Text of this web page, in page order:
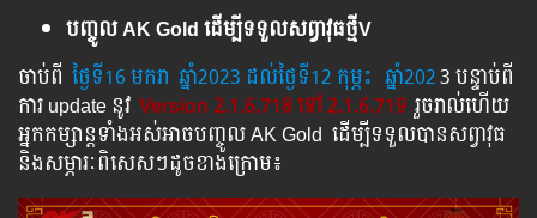
បញ្ចូល AK Gold ដើម្បីទទួលសព្វាវុធថ្មីV
ចាប់ពី ​​ ថ្ងៃ​ទី16 មករា ​​ ឆ្នាំ2023 ដល់​ថ្ងៃ​ទី12 កុម្ភះ ឆ្នាំ2023 បន្ទាប់​​ពី​​
ការ ​update ​នូវ ​ Version 2.1.6.718 ទៅ​ 2.1.6.719 រួច​​រាល់​​ហើយ​​
អ្នក​​កម្សាន្ដ​​ទាំង​​អស់​​អាច​​បញ្ចូល​ AK Gold ​​ ​ដើម្បី​​ទទួល​​បាន​សព្វាវុធ​
និង​​សម្ភារៈ​ពិសេស​ៗ​ដូច​ខាង​ក្រោម៖​